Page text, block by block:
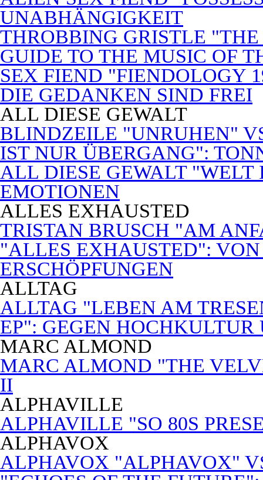
UNABHÄNGIGKEIT
THROBBING GRISTLE
GUIDE TO THE MUSIC OF
SEX FIEND "FIENDOLOGY
DIE GEDANKEN SIND FREI
ALL DIESE GEWALT
BLINDZEILE "UNRUHEN"
IST NUR ÜBERGANG":
ALL DIESE GEWALT
EMOTIONEN
ALLES EXHAUSTED
TRISTAN BRUSCH "AM
"ALLES EXHAUSTED":
ERSCHÖPFUNGEN
ALLTAG
ALLTAG "LEBEN AM
EP": GEGEN
MARC ALMOND
MARC ALMOND "THE
II
ALPHAVILLE
ALPHAVILLE "SO 80S
ALPHAVOX
ALPHAVOX "ALPHAVOX"